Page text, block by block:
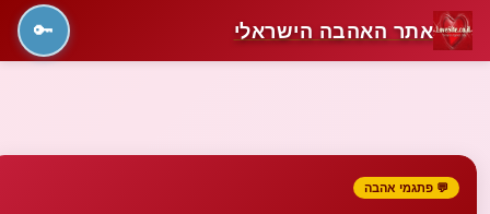
אתר האהבה הישראלי 🔑
💬 פתגמי אהבה